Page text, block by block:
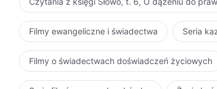
Filmy ewangeliczne i świadectwa Seria
Filmy o świadectwach doświadczeń życiowych